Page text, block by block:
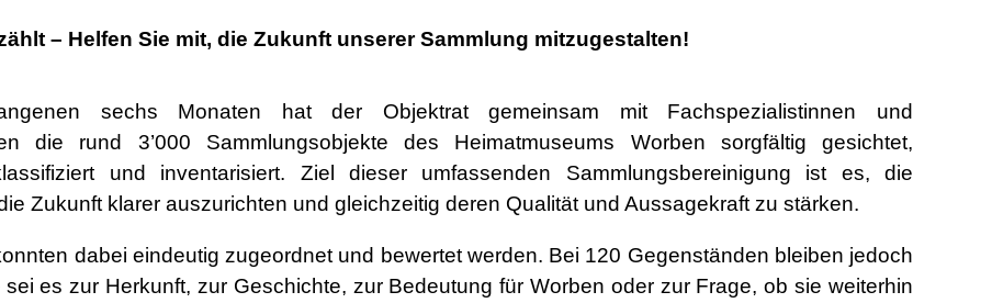
– Helfen Sie mit, die Zukunft unserer Sammlung mitzugestalten!
sechs Monaten hat der Objektrat gemeinsam mit Fachspezialistinnen und
die rund 3’000 Sammlungsobjekte des Heimatmuseums Worben sorgfältig gesichtet,
und inventarisiert. Ziel dieser umfassenden Sammlungsbereinigung ist es, die
Zukunft klarer auszurichten und gleichzeitig deren Qualität und Aussagekraft zu stärken.
dabei eindeutig zugeordnet und bewertet werden. Bei 120 Gegenständen bleiben jedoch
es zur Herkunft, zur Geschichte, zur Bedeutung für Worben oder zur Frage, ob sie weiterhin